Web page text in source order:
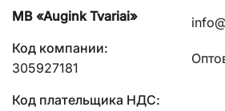
MB «Augink Tvariai»
Код компании:
305927181
Код плательщика НДС: